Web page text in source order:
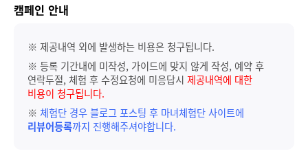
캠페인 안내
※ 제공내역 외에 발생하는 비용은 청구됩니다.
※ 등록 기간내에 미작성, 가이드에 맞지 않게 작성, 예약 후
연락두절, 체험 후 수정요청에 미응답시 제공내역에 대한
비용이 청구됩니다.
※ 체험단 경우 블로그 포스팅 후 마녀체험단 사이트에
리뷰어등록까지 진행해주셔야합니다.